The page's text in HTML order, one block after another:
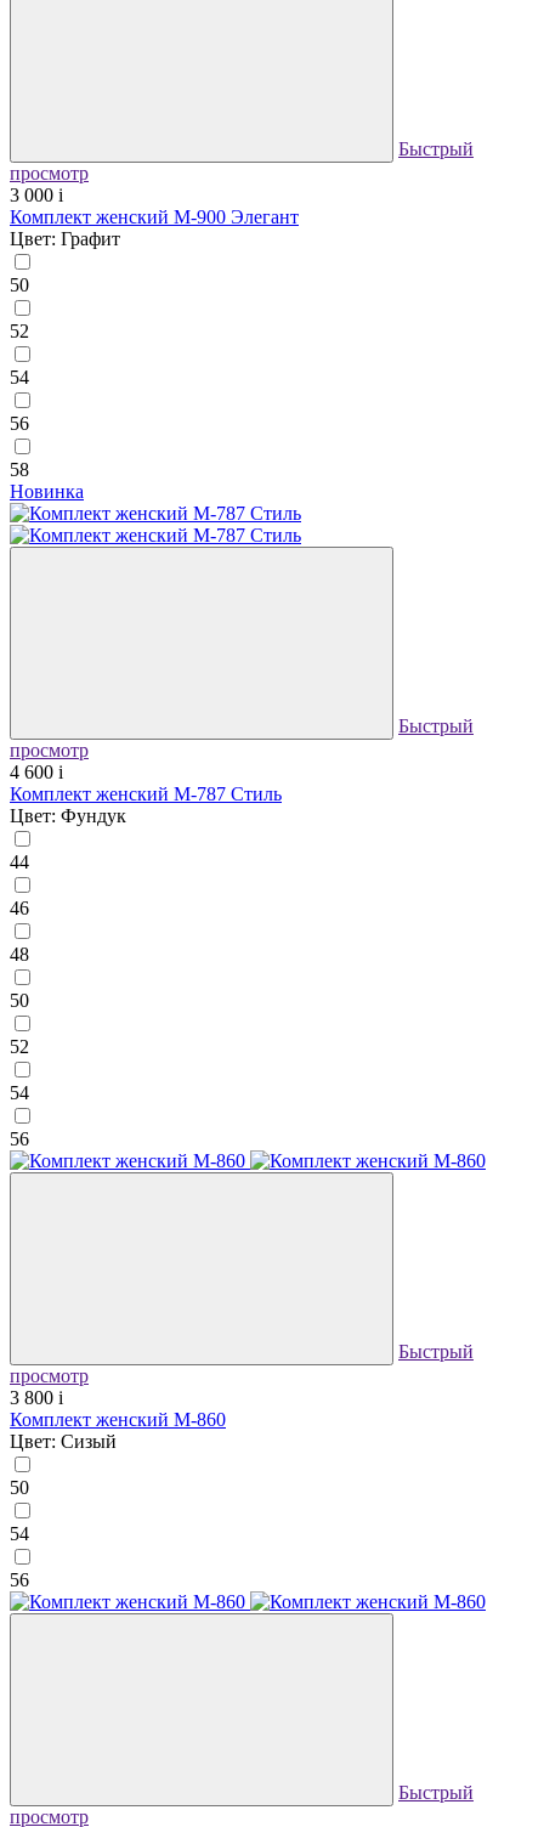
Быстрый
просмотр
3 000 i
Комплект женский М-900 Элегант
Цвет: Графит
50
52
54
56
58
Новинка
Быстрый
просмотр
4 600 i
Комплект женский М-787 Стиль
Цвет: Фундук
44
46
48
50
52
54
56
Быстрый
просмотр
3 800 i
Комплект женский М-860
Цвет: Сизый
50
54
56
Быстрый
просмотр